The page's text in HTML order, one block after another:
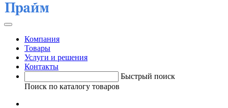
Компания
Товары
Услуги и решения
Контакты
Быстрый поиск
Поиск по каталогу товаров